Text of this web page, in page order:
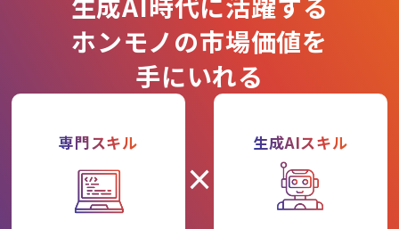
ホンモノの市場価値を
手にいれる
専門スキル
×
生成AIスキル